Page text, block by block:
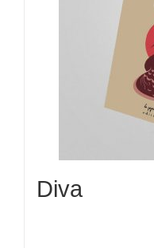
Diva